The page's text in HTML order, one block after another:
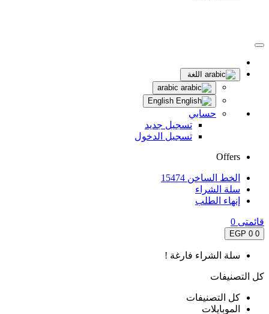
اللغة
حسابي
تسجيل جديد
تسجيل الدخول
Offers
الخط الساخن 15474
سلة الشراء
إنهاء الطلب
قائمتى 0
0
0 EGP
سلة الشراء فارغة !
كل التصنيفات
كل التصنيفات
الموبايلات